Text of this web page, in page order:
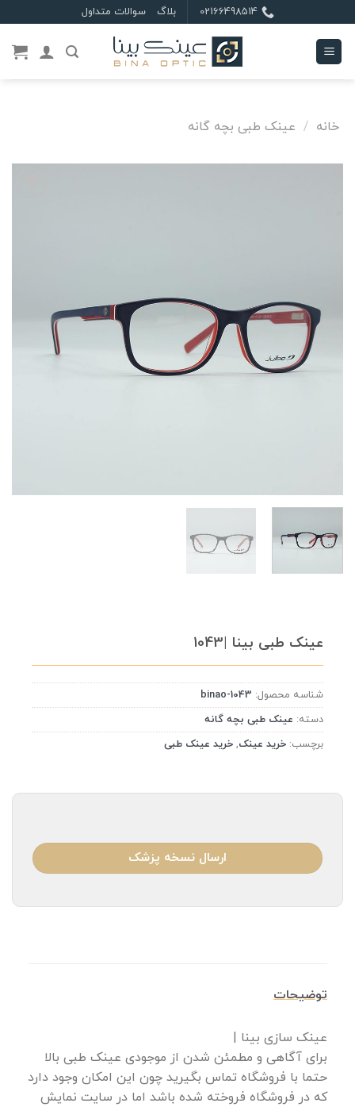
to
content
02166498514 بلاگ سوالات متداول
خانه / عینک طبی بچه گانه
عینک طبی بینا |1043
شناسه محصول: binao-1043
دسته: عینک طبی بچه گانه
برچسب: خرید عینک, خرید عینک طبی
ارسال نسخه پزشک
توضیحات
عینک سازی بینا |
برای آگاهی و مطمئن شدن از موجودی عینک طبی بالا
حتما با فروشگاه تماس بگیرید چون این امکان وجود دارد
که در فروشگاه فروخته شده باشد اما در سایت نمایش